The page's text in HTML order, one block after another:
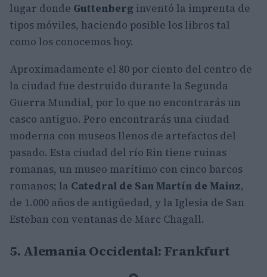
lugar donde Guttenberg inventó la imprenta de
tipos móviles, haciendo posible los libros tal
como los conocemos hoy.
Aproximadamente el 80 por ciento del centro de
la ciudad fue destruido durante la Segunda
Guerra Mundial, por lo que no encontrarás un
casco antiguo. Pero encontrarás una ciudad
moderna con museos llenos de artefactos del
pasado. Esta ciudad del río Rin tiene ruinas
romanas, un museo marítimo con cinco barcos
romanos; la Catedral de San Martín de Mainz,
de 1.000 años de antigüedad, y la Iglesia de San
Esteban con ventanas de Marc Chagall.
5. Alemania Occidental: Frankfurt